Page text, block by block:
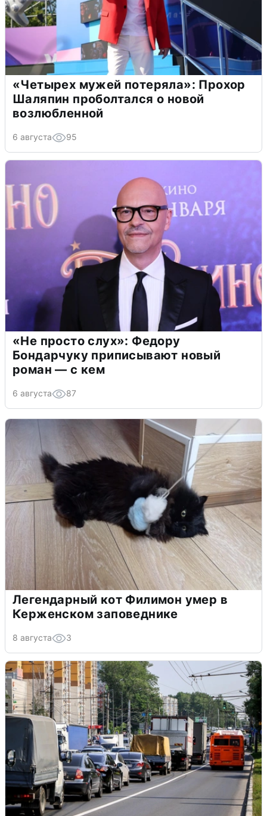
«Четырех мужей потеряла»: Прохор
Шаляпин проболтался о новой
возлюбленной
6 августа 95
«Не просто слух»: Федору
Бондарчуку приписывают новый
роман — с кем
6 августа 87
Легендарный кот Филимон умер в
Керженском заповеднике
8 августа 3